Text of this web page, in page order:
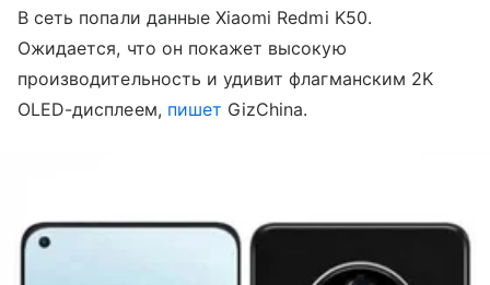
В сеть попали данные Xiaomi Redmi K50.
Ожидается, что он покажет высокую
производительность и удивит флагманским 2K
OLED-дисплеем, пишет GizChina.